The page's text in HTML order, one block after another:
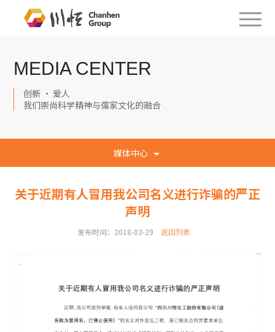
MEDIA CENTER
创新 · 爱人
我们崇尚科学精神与儒家文化的融合
媒体中心
关于近期有人冒用我公司名义进行诈骗的严正
声明
发布时间：2018-03-29 返回列表